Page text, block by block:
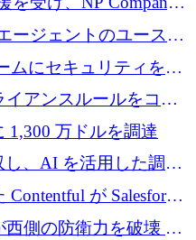
AI を推進するために
ードを確保
ージェントのユースケ
1,000 万ドルを調達
ムにセキュリティをも
ーロを調達
アンスルールをコー
ルを調達
1,300 万ドルを調達
し、AI を活用した調達
ットフォームを構築
が Salesforce
西側の防衛力を破壊 —